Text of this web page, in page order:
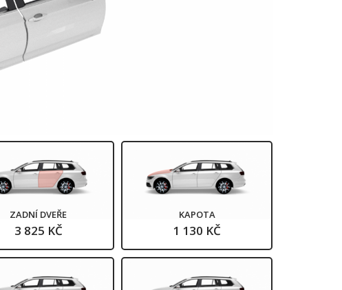
ZADNÍ DVEŘE
3 825 KČ
KAPOTA
1 130 KČ